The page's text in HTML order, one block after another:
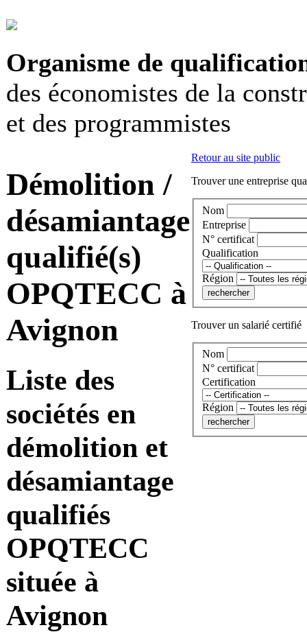
Organisme de
des économistes de la
et des programmistes
Démolition /
désamiantage
qualifié(s)
OPQTECC à
Avignon
Liste des
sociétés en
démolition et
désamiantage
qualifiés
OPQTECC
située à
Avignon
Retour au site public
Trouver une entreprise
Nom
Entreprise
N° certificat
Qualification
Région
Trouver un salarié certifié
Nom
N° certificat
Certification
Région